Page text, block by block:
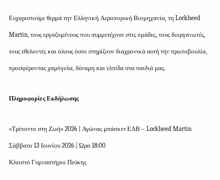
Ευχαριστούμε θερμά την Ελληνική Αεροπορική Βιομηχανία, τη Lockheed
Martin, τους εργαζομένους που συμμετέχουν στις ομάδες, τους διοργανωτές,
τους εθελοντές και όλους όσοι στηρίζουν διαχρονικά αυτή την πρωτοβουλία,
προσφέροντας χαμόγελα, δύναμη και ελπίδα στα παιδιά μας.
Πληροφορίες Εκδήλωσης
«Τρίποντο στη Ζωή» 2026 | Αγώνας μπάσκετ ΕΑΒ – Lockheed Martin
Σάββατο 13 Ιουνίου 2026 | Ώρα 18:00
Κλειστό Γυμναστήριο Πεύκης